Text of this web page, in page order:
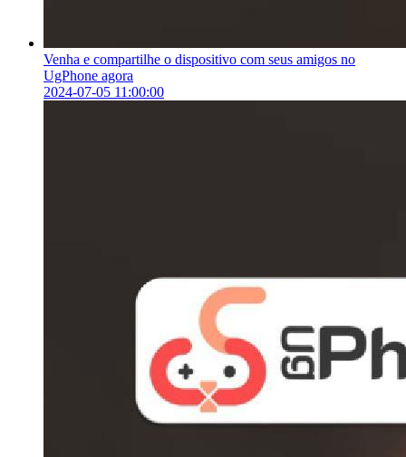
Venha e compartilhe o dispositivo com seus amigos no
UgPhone agora
2024-07-05 11:00:00